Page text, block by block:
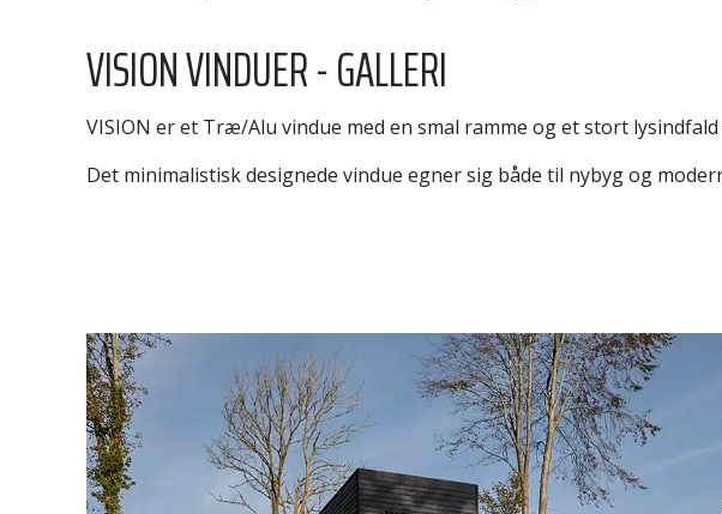
VISION VINDUER - GALLERI
VISION er et Træ/Alu vindue med en smal ramme og et stort
Det minimalistisk designede vindue egner sig både til nybyg og